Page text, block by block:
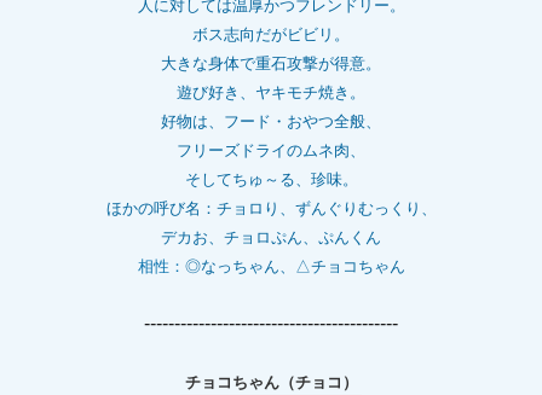
人に対しては温厚かつフレンドリー。
ボス志向だがビビリ。
大きな身体で重石攻撃が得意。
遊び好き、ヤキモチ焼き。
好物は、フード・おやつ全般、
フリーズドライのムネ肉、
そしてちゅ～る、珍味。
ほかの呼び名：チョロり、ずんぐりむっくり、
デカお、チョロぷん、ぷんくん
相性： ◎なっちゃん、△チョコちゃん
------------------------------------------
チョコちゃん（チョコ）